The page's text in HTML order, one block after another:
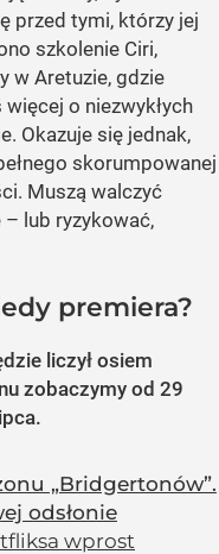
przed tymi, którzy jej
szkolenie Ciri,
w Aretuzie, gdzie
o niezwykłych
Okazuje się jednak,
skorumpowanej
Muszą walczyć
lub ryzykować,
premiera?
liczył osiem
zobaczymy od 29
„Bridgertonów”.
odsłonie
wprost